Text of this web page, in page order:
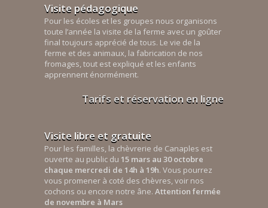
Visite pédagogique
Pour les écoles et les groupes nous organisons
toute l’année la visite de la ferme avec un goûter
final toujours apprécié de tous. Le vie de la
ferme et des animaux, la fabrication de nos
fromages, tout est expliqué et les enfants
apprennent énormément.
Tarifs et réservation en ligne
Visite libre et gratuite
Pour les familles, la chèvrerie de Canaples est
ouverte au public du 15 mars au 30 octobre
chaque mercredi de 14h à 19h. Vous pourrez
vous promener à coté des chèvres, voir nos
cochons ou encore notre âne. Attention fermée
de novembre à Mars